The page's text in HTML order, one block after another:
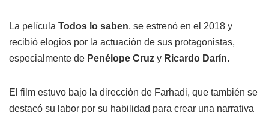
La película Todos lo saben, se estrenó en el 2018 y
recibió elogios por la actuación de sus protagonistas,
especialmente de Penélope Cruz y Ricardo Darín.
El film estuvo bajo la dirección de Farhadi, que también se
destacó su labor por su habilidad para crear una narrativa